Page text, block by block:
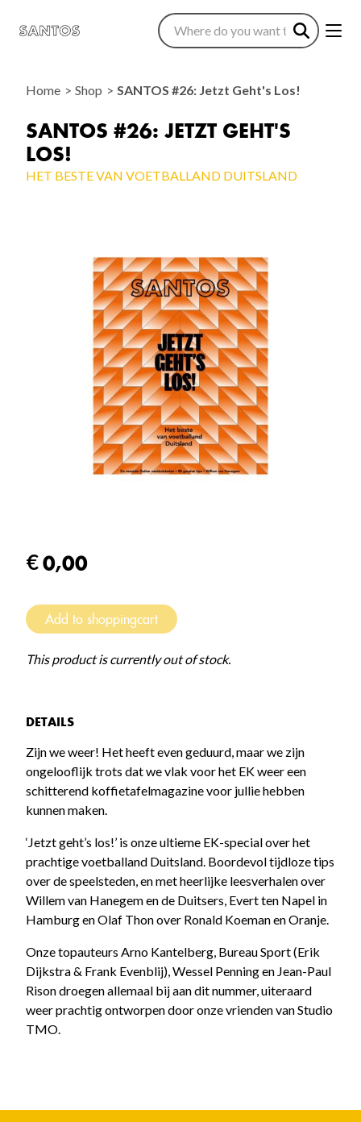
Home Shop SANTOS #26: Jetzt Geht's Los!
SANTOS #26: JETZT GEHT'S
LOS!
HET BESTE VAN VOETBALLAND DUITSLAND
0,00
Add to shoppingcart
This product is currently out of stock.
DETAILS
Zijn we weer! Het heeft even geduurd, maar we zijn
ongelooflijk trots dat we vlak voor het EK weer een
schitterend koffietafelmagazine voor jullie hebben
kunnen maken.
‘Jetzt geht’s los!’ is onze ultieme EK-special over het
prachtige voetballand Duitsland. Boordevol tijdloze tips
over de speelsteden, en met heerlijke leesverhalen over
Willem van Hanegem en de Duitsers, Evert ten Napel in
Hamburg en Olaf Thon over Ronald Koeman en Oranje.
Onze topauteurs Arno Kantelberg, Bureau Sport (Erik
Dijkstra & Frank Evenblij), Wessel Penning en Jean-Paul
Rison droegen allemaal bij aan dit nummer, uiteraard
weer prachtig ontworpen door onze vrienden van Studio
TMO.